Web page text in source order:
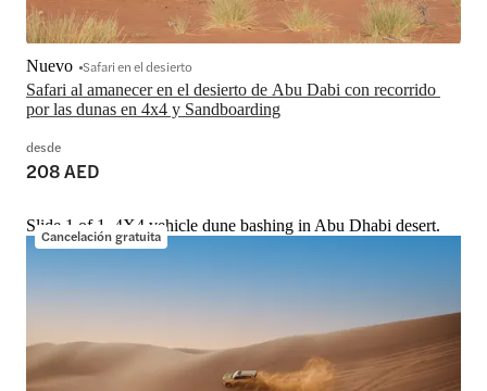
Safari al amanecer en el desierto de Abu Dabi con recorrido
por las dunas en 4x4 y Sandboarding
Nuevo Safari en el desierto
desde
208 AED
Cancelación gratuita
Slide 1 of 1, 4X4 vehicle dune bashing in Abu Dhabi desert.